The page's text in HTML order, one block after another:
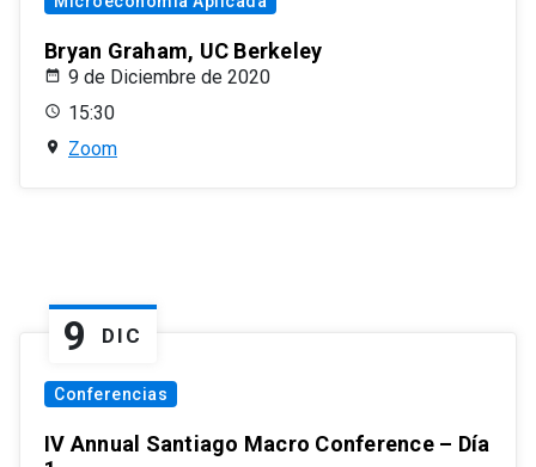
Bryan Graham, UC Berkeley
9 de Diciembre de 2020
15:30
Zoom
9 DIC
Conferencias
IV Annual Santiago Macro Conference – Día